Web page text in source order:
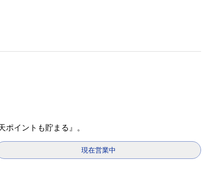
イントも貯まる』。
現在営業中